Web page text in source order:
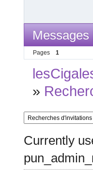
Messages
Pages 1
»
Currently